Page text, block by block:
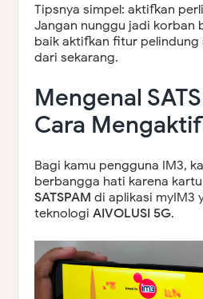
Tipsnya simpel: aktifkan
Jangan nunggu jadi korban
baik aktifkan fitur pelindung
dari sekarang.
Mengenal
Cara
Bagi kamu pengguna IM3,
berbangga hati karena
SATSPAM di aplikasi myIM3
teknologiAIVOLUSI 5G.